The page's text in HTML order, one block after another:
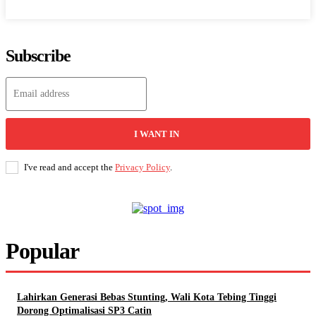
Subscribe
I WANT IN
I've read and accept the Privacy Policy.
Popular
Lahirkan Generasi Bebas Stunting, Wali Kota Tebing Tinggi
Dorong Optimalisasi SP3 Catin